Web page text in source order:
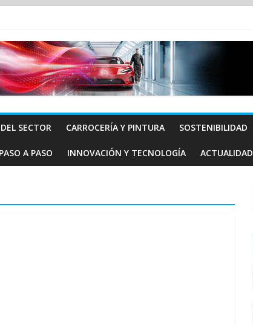
SECTOR CARROCERÍA Y PINTURA SOSTENIBILIDAD
PASO A PASO INNOVACIÓN Y TECNOLOGÍA ACTUALIDAD